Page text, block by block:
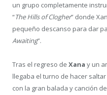
un grupo completamente
“The Hills of Clogher” donde
pequeño descanso para dar
Awaiting”.
Tras el regreso de Xana y un
llegaba el turno de hacer
con la gran balada y canción